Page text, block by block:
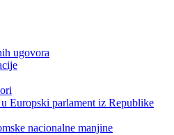
ugovora
Europski parlament iz Republike
nacionalne manjine